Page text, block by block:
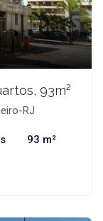
93m²
RJ
93 m²